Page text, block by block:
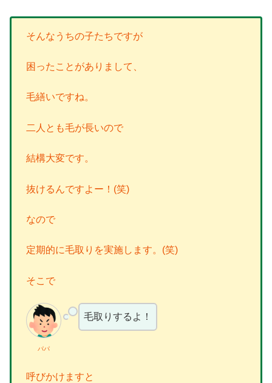
そんなうちの子たちですが
困ったことがありまして、
毛繕いですね。
二人とも毛が長いので
結構大変です。
抜けるんですよー！(笑)
なので
定期的に毛取りを実施します。(笑)
そこで
パパ
毛取りするよ！
呼びかけますと